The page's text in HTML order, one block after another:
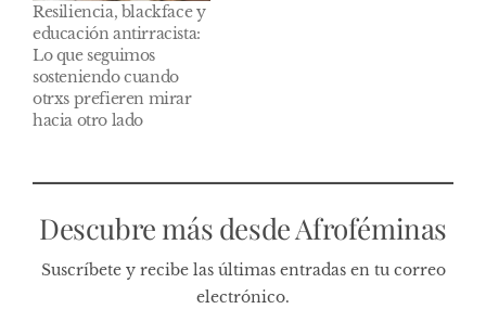
Resiliencia, blackface y
educación antirracista:
Lo que seguimos
sosteniendo cuando
otrxs prefieren mirar
hacia otro lado
Descubre más desde Afroféminas
Suscríbete y recibe las últimas entradas en tu correo
electrónico.